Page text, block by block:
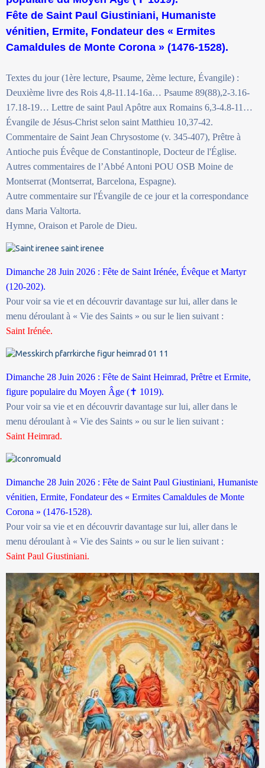
Fête de Saint Paul Giustiniani, Humaniste
vénitien, Ermite, Fondateur des « Ermites
Camaldules de Monte Corona » (1476-1528).
Textes du jour (1ère lecture, Psaume, 2ème lecture, Évangile) :
Deuxième livre des Rois 4,8-11.14-16a… Psaume 89(88),2-3.16-
17.18-19… Lettre de saint Paul Apôtre aux Romains 6,3-4.8-11…
Évangile de Jésus-Christ selon saint Matthieu 10,37-42.
Commentaire de Saint Jean Chrysostome (v. 345-407), Prêtre à
Antioche puis Évêque de Constantinople, Docteur de l'Église.
Autres commentaires de l’Abbé Antoni POU OSB Moine de
Montserrat (Montserrat, Barcelona, Espagne).
Autre commentaire sur l'Évangile de ce jour et la correspondance
dans Maria Valtorta.
Hymne, Oraison et Parole de Dieu.
Dimanche 28 Juin 2026 : Fête de Saint Irénée, Évêque et Martyr
(120-202).
Pour voir sa vie et en découvrir davantage sur lui, aller dans le
menu déroulant à « Vie des Saints » ou sur le lien suivant :
Saint Irénée.
Dimanche 28 Juin 2026 : Fête de Saint Heimrad, Prêtre et Ermite,
figure populaire du Moyen Âge (✝ 1019).
Pour voir sa vie et en découvrir davantage sur lui, aller dans le
menu déroulant à « Vie des Saints » ou sur le lien suivant :
Saint Heimrad.
Dimanche 28 Juin 2026 : Fête de Saint Paul Giustiniani, Humaniste
vénitien, Ermite, Fondateur des « Ermites Camaldules de Monte
Corona » (1476-1528).
Pour voir sa vie et en découvrir davantage sur lui, aller dans le
menu déroulant à « Vie des Saints » ou sur le lien suivant :
Saint Paul Giustiniani.